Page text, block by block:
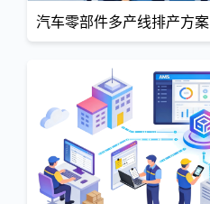
汽车零部件多产线排产方案